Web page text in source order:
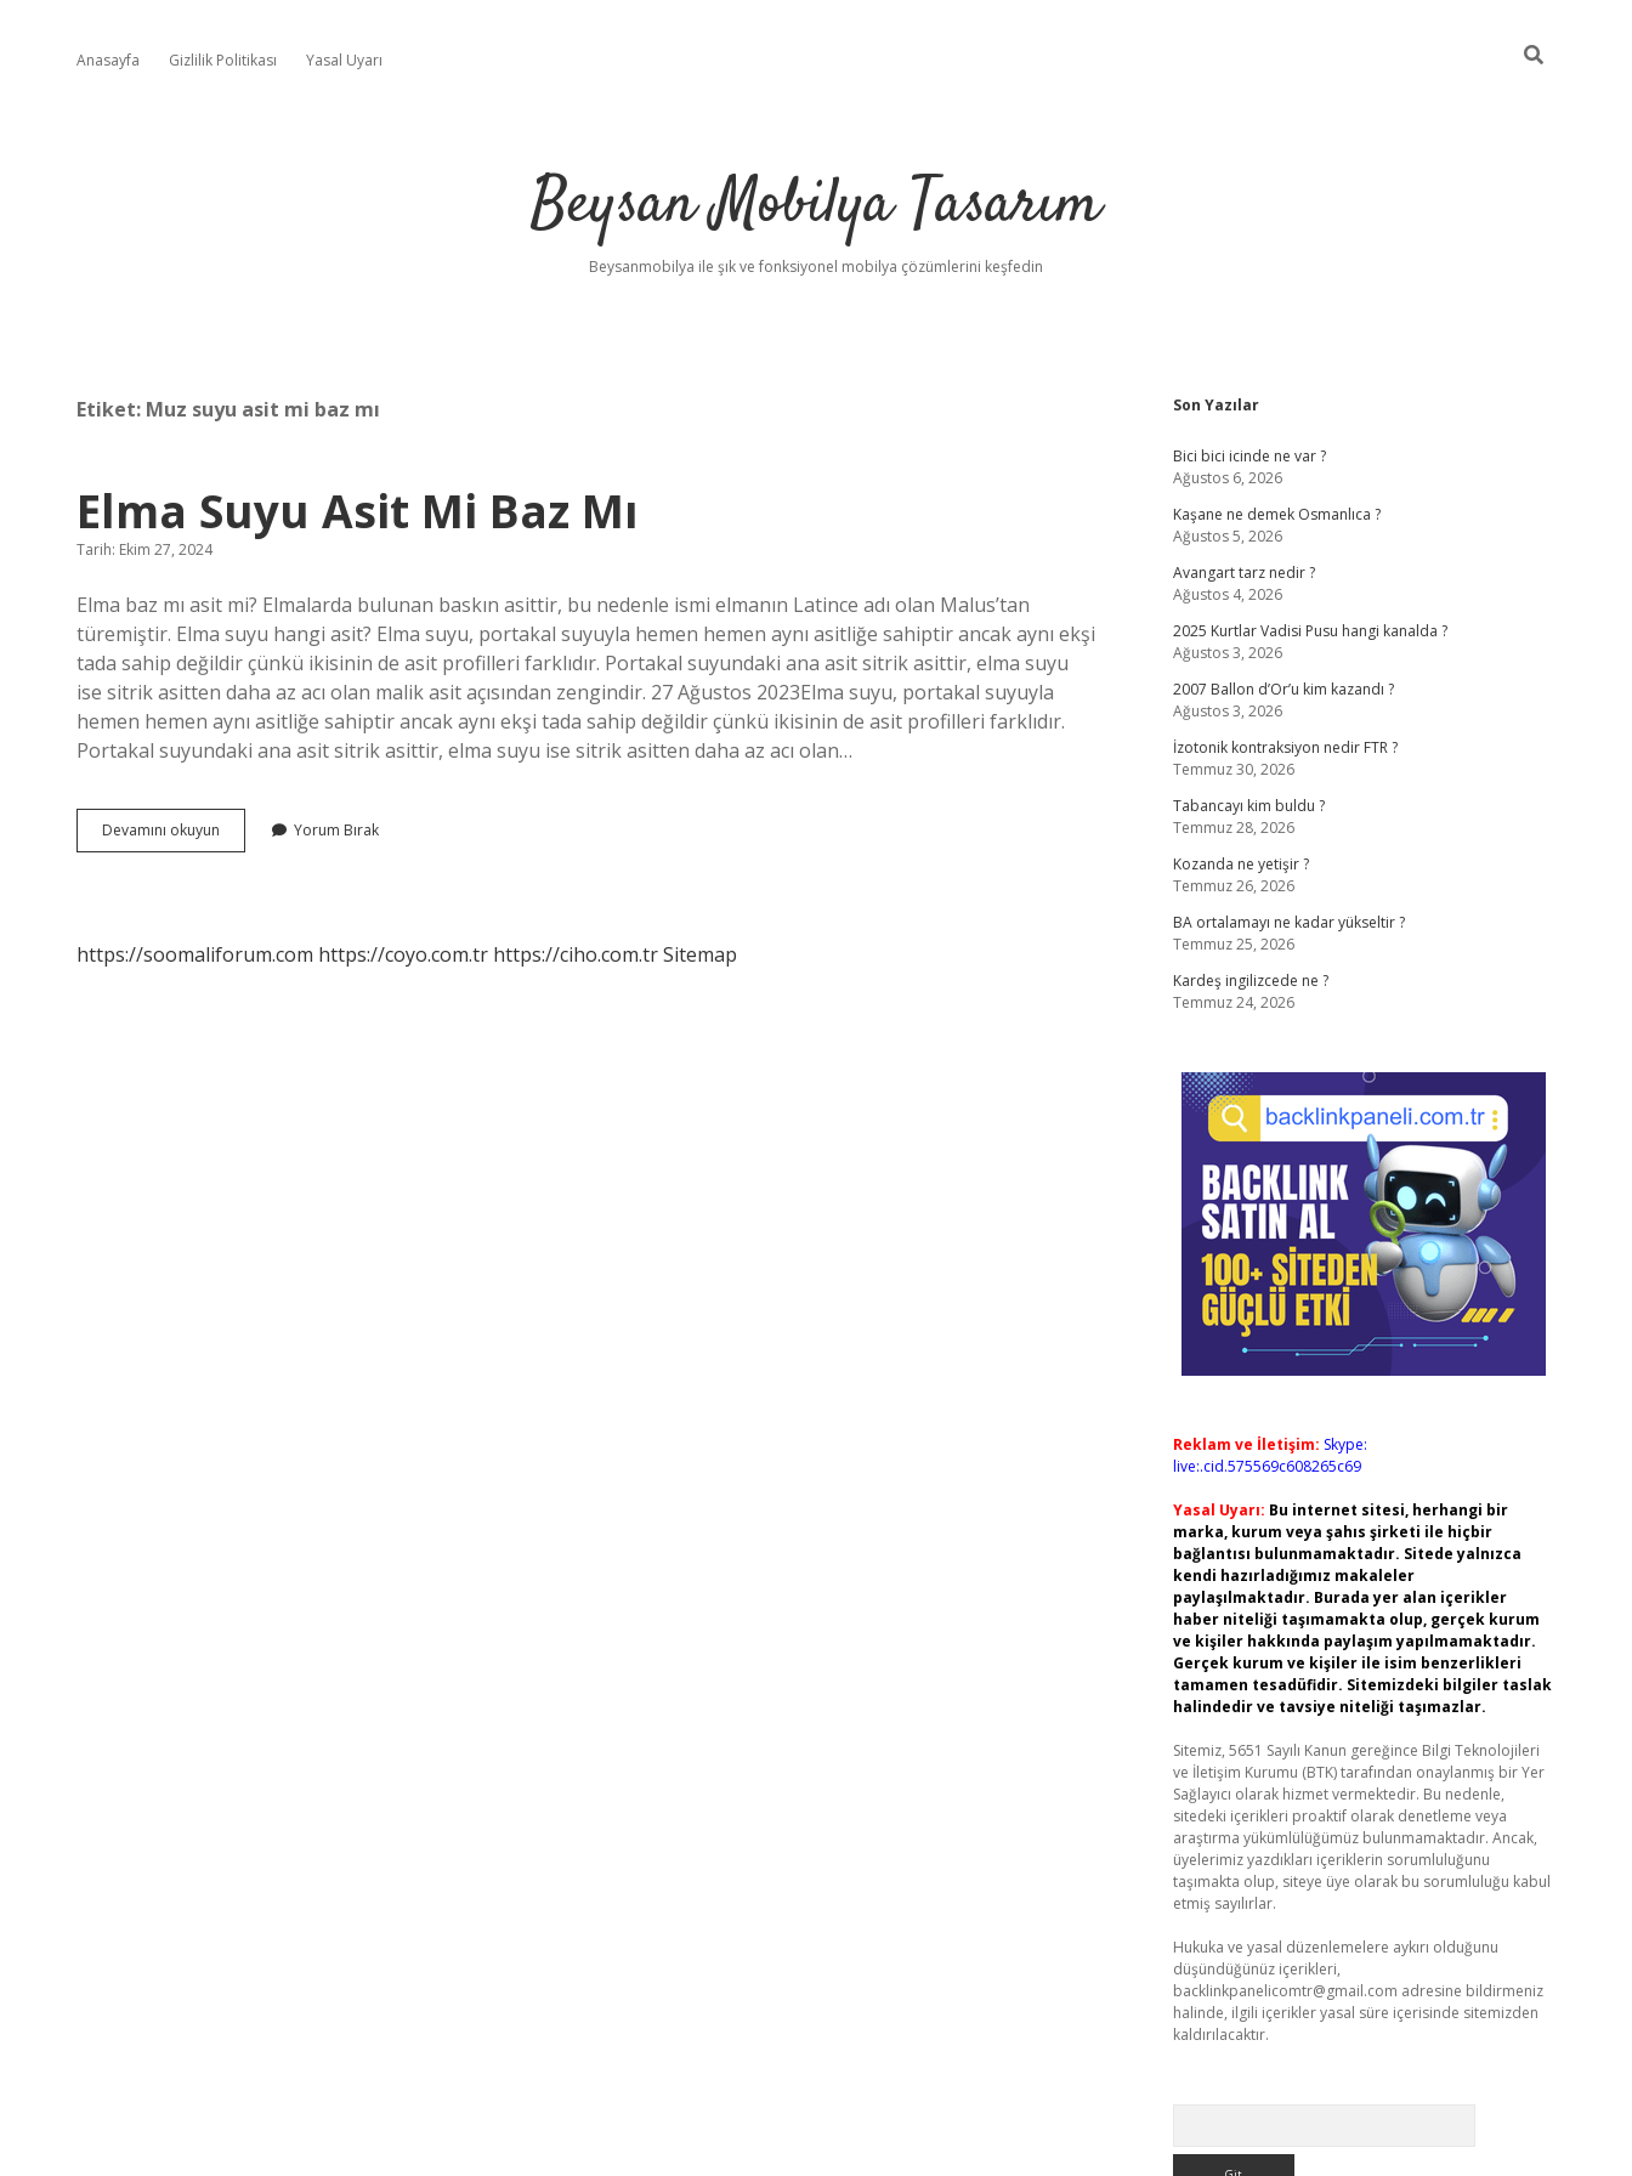
Anasayfa Gizlilik Politikası Yasal Uyarı
Beysan Mobilya Tasarım
Beysanmobilya ile şık ve fonksiyonel mobilya çözümlerini keşfedin
Etiket: Muz suyu asit mi baz mı
Elma Suyu Asit Mi Baz Mı
Tarih: Ekim 27, 2024
Elma baz mı asit mi? Elmalarda bulunan baskın asittir, bu nedenle ismi elmanın Latince adı olan Malus’tan
türemiştir. Elma suyu hangi asit? Elma suyu, portakal suyuyla hemen hemen aynı asitliğe sahiptir ancak aynı ekşi
tada sahip değildir çünkü ikisinin de asit profilleri farklıdır. Portakal suyundaki ana asit sitrik asittir, elma suyu
ise sitrik asitten daha az acı olan malik asit açısından zengindir. 27 Ağustos 2023Elma suyu, portakal suyuyla
hemen hemen aynı asitliğe sahiptir ancak aynı ekşi tada sahip değildir çünkü ikisinin de asit profilleri farklıdır.
Portakal suyundaki ana asit sitrik asittir, elma suyu ise sitrik asitten daha az acı olan…
Devamını okuyun
Suyu
Yorum Bırak
https://soomaliforum.com https://coyo.com.tr https://ciho.com.trSitemap
Sidebar
Son Yazılar
Bici bici icinde ne var ?
Ağustos 6, 2026
Kaşane ne demek Osmanlıca ?
Ağustos 5, 2026
Avangart tarz nedir ?
Ağustos 4, 2026
2025 Kurtlar Vadisi Pusu hangi kanalda ?
Ağustos 3, 2026
2007 Ballon d’Or’u kim kazandı ?
Ağustos 3, 2026
İzotonik kontraksiyon nedir FTR ?
Temmuz 30, 2026
Tabancayı kim buldu ?
Temmuz 28, 2026
Kozanda ne yetişir ?
Temmuz 26, 2026
BA ortalamayı ne kadar yükseltir ?
Temmuz 25, 2026
Kardeş ingilizcede ne ?
Temmuz 24, 2026
Reklam ve İletişim: Skype:
live:.cid.575569c608265c69
Yasal Uyarı: Bu internet sitesi, herhangi bir
marka, kurum veya şahıs şirketi ile hiçbir
bağlantısı bulunmamaktadır. Sitede yalnızca
kendi hazırladığımız makaleler
paylaşılmaktadır. Burada yer alan içerikler
haber niteliği taşımamakta olup, gerçek kurum
ve kişiler hakkında paylaşım yapılmamaktadır.
Gerçek kurum ve kişiler ile isim benzerlikleri
tamamen tesadüfidir. Sitemizdeki bilgiler taslak
halindedir ve tavsiye niteliği taşımazlar.
Sitemiz, 5651 Sayılı Kanun gereğince Bilgi Teknolojileri
ve İletişim Kurumu (BTK) tarafından onaylanmış bir Yer
Sağlayıcı olarak hizmet vermektedir. Bu nedenle,
sitedeki içerikleri proaktif olarak denetleme veya
araştırma yükümlülüğümüz bulunmamaktadır. Ancak,
üyelerimiz yazdıkları içeriklerin sorumluluğunu
taşımakta olup, siteye üye olarak bu sorumluluğu kabul
etmiş sayılırlar.
Hukuka ve yasal düzenlemelere aykırı olduğunu
düşündüğünüz içerikleri,
backlinkpanelicomtr@gmail.com adresine bildirmeniz
halinde, ilgili içerikler yasal süre içerisinde sitemizden
kaldırılacaktır.